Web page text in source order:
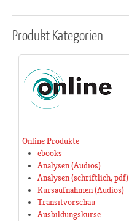
ProduktKategorien
Online Produkte
ebooks
Analysen (Audios)
Analysen (schriftlich, pdf)
Kursaufnahmen (Audios)
Transitvorschau
Ausbildungskurse